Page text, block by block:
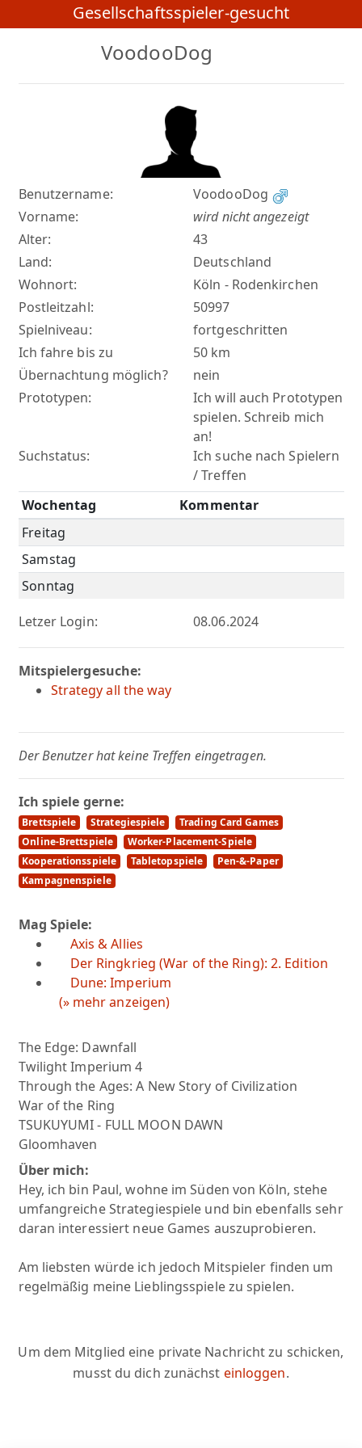
Gesellschaftsspieler-gesucht
VoodooDog
Benutzername:
VoodooDog
Vorname:
wird nicht angezeigt
Alter:
43
Land:
Deutschland
Wohnort:
Köln - Rodenkirchen
Postleitzahl:
50997
Spielniveau:
fortgeschritten
Ich fahre bis zu
50 km
Übernachtung möglich?
nein
Prototypen:
Ich will auch Prototypen
spielen. Schreib mich
an!
Suchstatus:
Ich suche nach Spielern
/ Treffen
Wochentag
Kommentar
Freitag
Samstag
Sonntag
Letzer Login:
08.06.2024
Mitspielergesuche:
Strategy all the way
Der Benutzer hat keine Treffen eingetragen.
Ich spiele gerne:
Brettspiele Strategiespiele
Trading Card Games
Online-Brettspiele
Worker-Placement-Spiele
Kooperationsspiele
Tabletopspiele
Pen-&-Paper
Kampagnenspiele
Mag Spiele:
Axis & Allies
Der Ringkrieg (War of the Ring): 2. Edition
Dune: Imperium
(» mehr anzeigen)
The Edge: Dawnfall
Twilight Imperium 4
Through the Ages: A New Story of Civilization
War of the Ring
TSUKUYUMI - FULL MOON DAWN
Gloomhaven
Über mich:
Hey, ich bin Paul, wohne im Süden von Köln, stehe
umfangreiche Strategiespiele und bin ebenfalls sehr
daran interessiert neue Games auszuprobieren.
Am liebsten würde ich jedoch Mitspieler finden um
regelmäßig meine Lieblingsspiele zu spielen.
Um dem Mitglied eine private Nachricht zu schicken,
musst du dich zunächst einloggen.